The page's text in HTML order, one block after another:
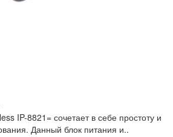
IP-8821= сочетает в себе простоту и
Данный блок питания и..